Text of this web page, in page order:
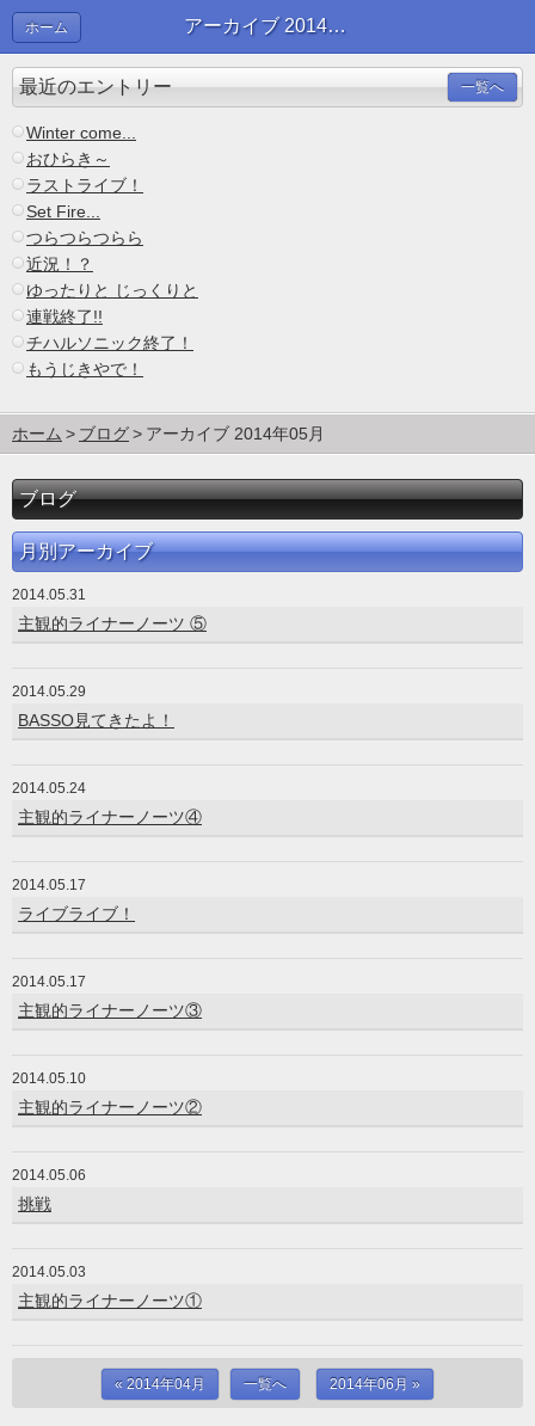
アーカイブ 2014年05月 | ブログ
ホーム
最近のエントリー 一覧へ
Winter come...
おひらき～
ラストライブ！
Set Fire...
つらつらつらら
近況！？
ゆったりと じっくりと
連戦終了!!
チハルソニック終了！
もうじきやで！
ホーム ブログ アーカイブ 2014年05月
ブログ
月別アーカイブ
2014.05.31
主観的ライナーノーツ ⑤
2014.05.29
BASSO見てきたよ！
2014.05.24
主観的ライナーノーツ④
2014.05.17
ライブライブ！
2014.05.17
主観的ライナーノーツ③
2014.05.10
主観的ライナーノーツ②
2014.05.06
挑戦
2014.05.03
主観的ライナーノーツ①
« 2014年04月 一覧へ 2014年06月 »